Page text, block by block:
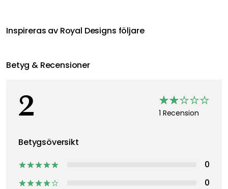
Inspireras av Royal Designs följare
Betyg & Recensioner
2 1 Recension
Betygsöversikt
0
0